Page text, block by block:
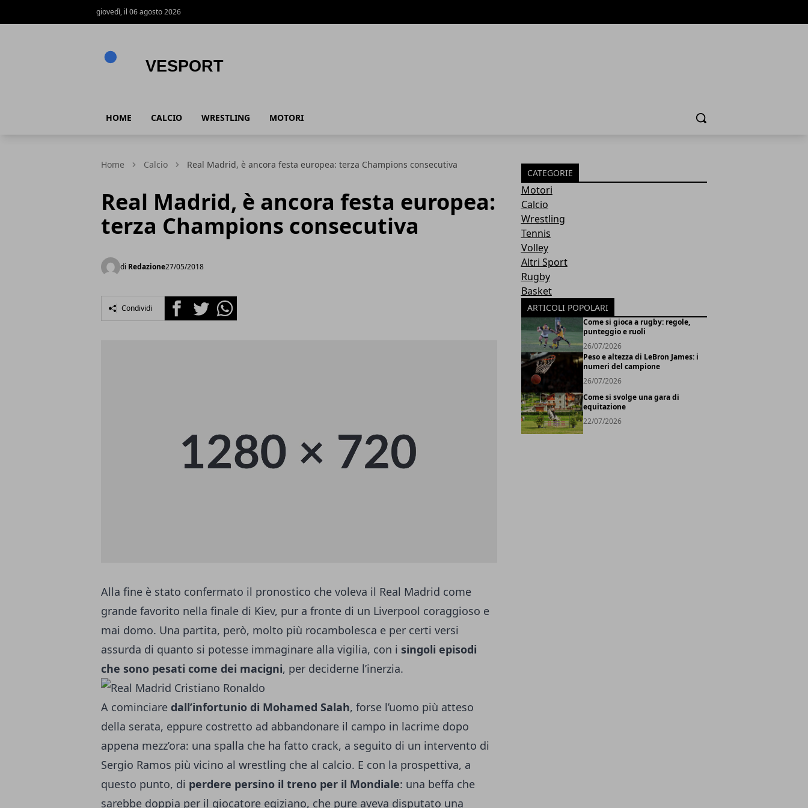
giovedì, il 06 agosto 2026
HOME CALCIO WRESTLING MOTORI Cerca
Home Calcio Real Madrid, è ancora festa europea: terza Champions consecutiva
Real Madrid, è ancora festa europea:
terza Champions consecutiva
di Redazione27/05/2018
Condividi FacebookTwitterWhatsapp
Alla fine è stato confermato il pronostico che voleva il Real Madrid come
grande favorito nella finale di Kiev, pur a fronte di un Liverpool coraggioso e
mai domo. Una partita, però, molto più rocambolesca e per certi versi
assurda di quanto si potesse immaginare alla vigilia, con i singoli episodi
che sono pesati come dei macigni, per deciderne l’inerzia.
A cominciare dall’infortunio di Mohamed Salah, forse l’uomo più atteso
della serata, eppure costretto ad abbandonare il campo in lacrime dopo
appena mezz’ora: una spalla che ha fatto crack, a seguito di un intervento di
Sergio Ramos più vicino al wrestling che al calcio. E con la prospettiva, a
questo punto, di perdere persino il treno per il Mondiale: una beffa che
sarebbe doppia per il giocatore egiziano, che pure aveva disputato una
CATEGORIE
Motori
Calcio
Wrestling
Tennis
Volley
Altri Sport
Rugby
Basket
ARTICOLI POPOLARI
Come si gioca a rugby: regole,
punteggio e ruoli
26/07/2026
Peso e altezza di LeBron James: i
numeri del campione
26/07/2026
Come si svolge una gara di
equitazione
22/07/2026